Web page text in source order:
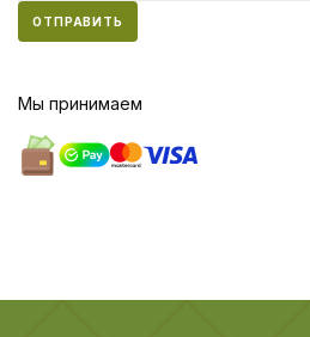
ОТПРАВИТЬ
Мы принимаем